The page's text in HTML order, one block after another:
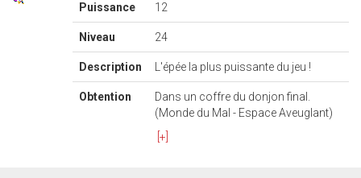
Puissance 12
Niveau 24
Description L'épée la plus puissante du jeu !
Obtention
Dans un coffre du donjon final.
(Monde du Mal - Espace Aveuglant)
[+]